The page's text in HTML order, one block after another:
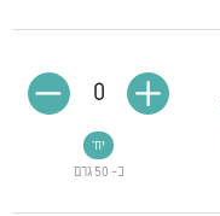
כ- 50 גרם
יח'
0